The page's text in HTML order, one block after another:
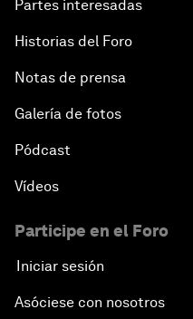
Partes interesadas
Historias del Foro
Notas de prensa
Galería de fotos
Pódcast
Vídeos
Participe en el Foro
Iniciar sesión
Asóciese con nosotros